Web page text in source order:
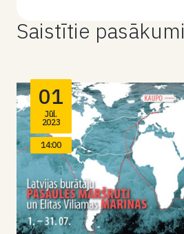
Saistītie pasākumi
01
Jūl.
2023
14:00